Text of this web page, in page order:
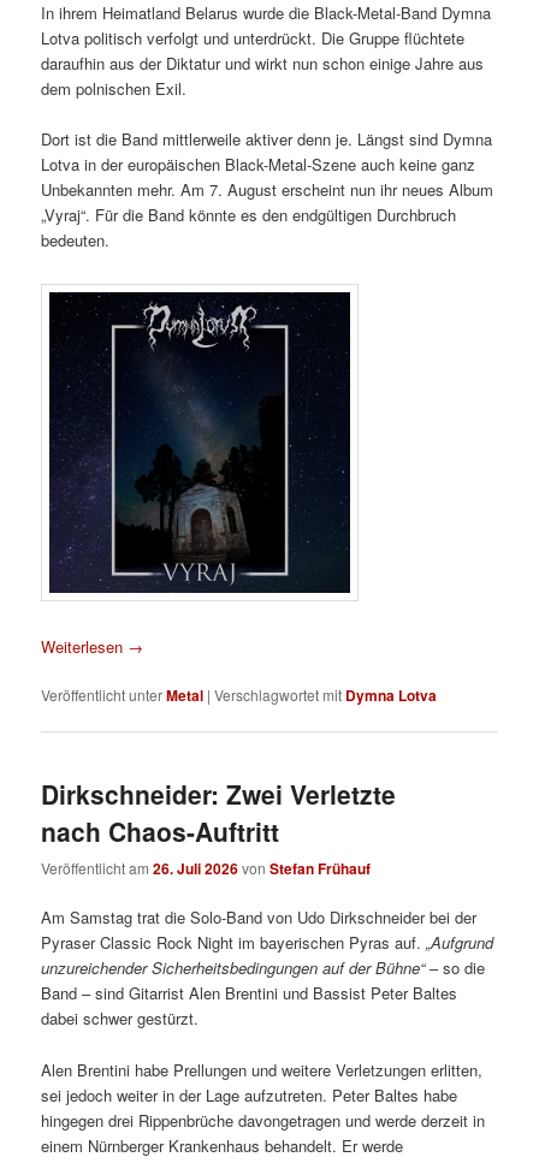
In ihrem Heimatland Belarus wurde die Black-Metal-Band Dymna
Lotva politisch verfolgt und unterdrückt. Die Gruppe flüchtete
daraufhin aus der Diktatur und wirkt nun schon einige Jahre aus
dem polnischen Exil.
Dort ist die Band mittlerweile aktiver denn je. Längst sind Dymna
Lotva in der europäischen Black-Metal-Szene auch keine ganz
Unbekannten mehr. Am 7. August erscheint nun ihr neues Album
„Vyraj“. Für die Band könnte es den endgültigen Durchbruch
bedeuten.
Weiterlesen →
Veröffentlicht unterMetal |Verschlagwortet mit Dymna Lotva
Dirkschneider: Zwei Verletzte
nach Chaos-Auftritt
Veröffentlicht am26. Juli 2026vonStefan Frühauf
Am Samstag trat die Solo-Band von Udo Dirkschneider bei der
Pyraser Classic Rock Night im bayerischen Pyras auf.„Aufgrund
unzureichender Sicherheitsbedingungen auf der Bühne“– so die
Band – sind Gitarrist Alen Brentini und Bassist Peter Baltes
dabei schwer gestürzt.
Alen Brentini habe Prellungen und weitere Verletzungen erlitten,
sei jedoch weiter in der Lage aufzutreten. Peter Baltes habe
hingegen drei Rippenbrüche davongetragen und werde derzeit in
einem Nürnberger Krankenhaus behandelt. Er werde